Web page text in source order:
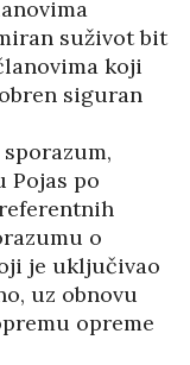
suživot bit
koji
siguran
Pojas po
o
je uključivao
uz obnovu
opreme